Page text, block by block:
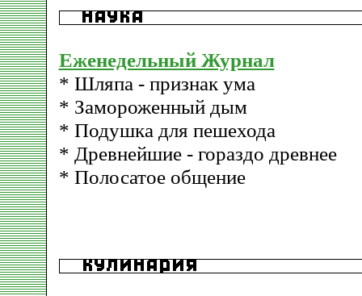
Еженедельный Журнал
* Шляпа - признак ума
* Замороженный дым
* Подушка для пешехода
* Древнейшие - гораздо древнее
* Полосатое общение